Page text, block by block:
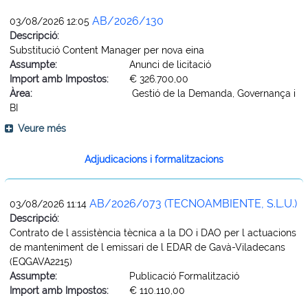
03/08/2026 12:05 AB/2026/130
Descripció:
Substitució Content Manager per nova eina
Assumpte:
Anunci de licitació
Import amb Impostos:
€ 326.700,00
Àrea:
Gestió de la Demanda, Governança i
BI
Veure més
Adjudicacions i formalitzacions
03/08/2026 11:14 AB/2026/073 (TECNOAMBIENTE, S.L.U.)
Descripció:
Contrato de l assistència tècnica a la DO i DAO per l actuacions
de manteniment de l emissari de l EDAR de Gavà-Viladecans
(EQGAVA2215)
Assumpte:
Publicació Formalització
Import amb Impostos:
€ 110.110,00